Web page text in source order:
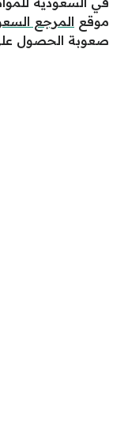
موقع المرجع
صعوبة الحصول على عمل 1447 وكم